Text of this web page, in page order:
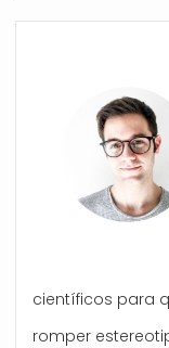
científicos para
romper